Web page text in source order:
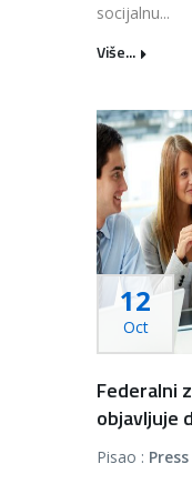
socijalnu...
Više...
12
Oct
Federalni
objavljuje
Pisao : Press